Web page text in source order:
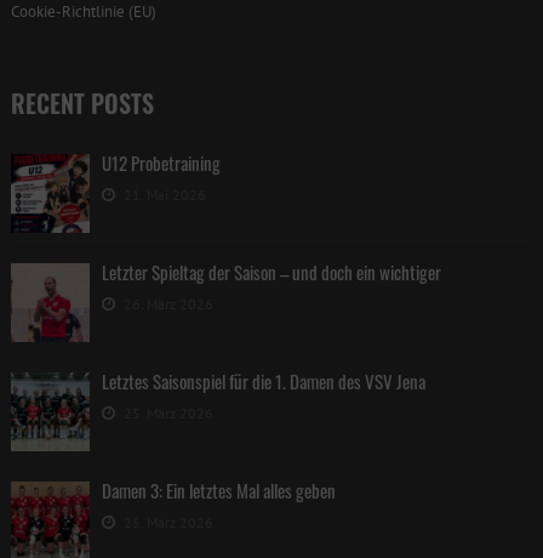
Cookie-Richtlinie (EU)
RECENT POSTS
U12 Probetraining
Letzter Spieltag der Saison – und doch ein wichtiger
Letztes Saisonspiel für die 1. Damen des VSV Jena
Damen 3: Ein letztes Mal alles geben